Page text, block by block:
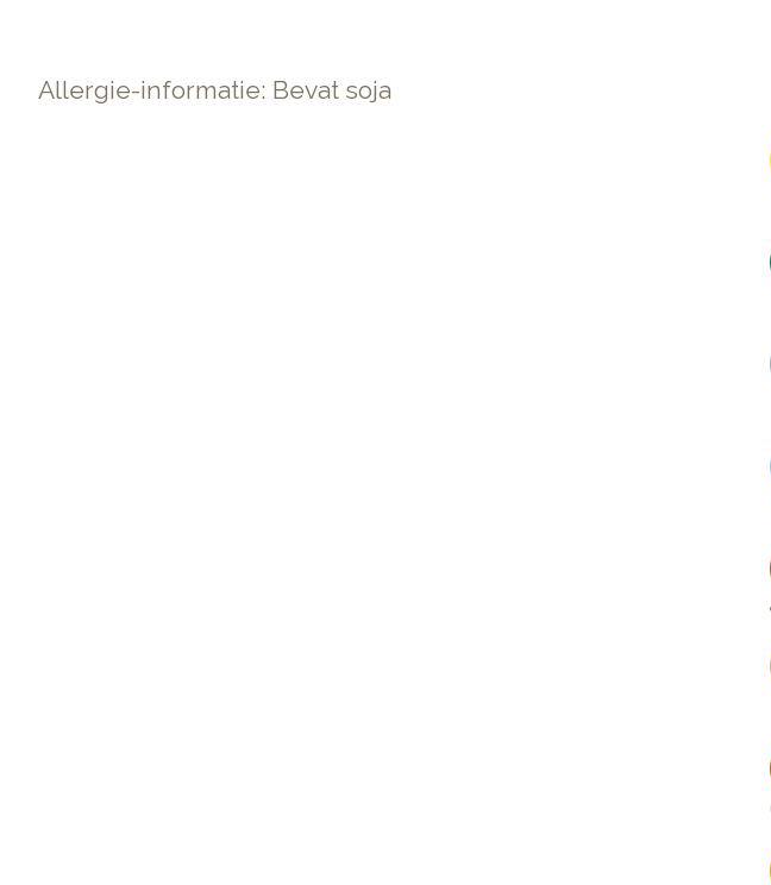
Allergie-informatie: Bevat soja